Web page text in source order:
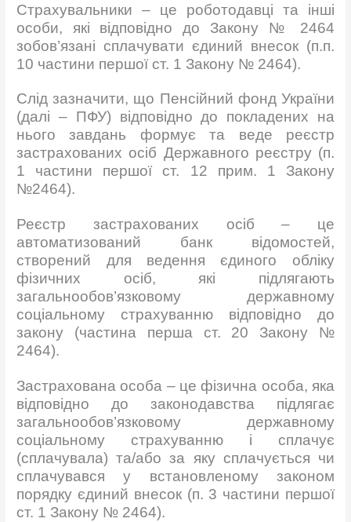
Страхувальники – це роботодавці та інші
особи, які відповідно до Закону № 2464
зобов’язані сплачувати єдиний внесок (п.п.
10 частини першої ст. 1 Закону № 2464).
Слід зазначити, що Пенсійний фонд України
(далі – ПФУ) відповідно до покладених на
нього завдань формує та веде реєстр
застрахованих осіб Державного реєстру (п.
1 частини першої ст. 12 прим. 1 Закону
№2464).
Реєстр застрахованих осіб – це
автоматизований банк відомостей,
створений для ведення єдиного обліку
фізичних осіб, які підлягають
загальнообов’язковому державному
соціальному страхуванню відповідно до
закону (частина перша ст. 20 Закону №
2464).
Застрахована особа – це фізична особа, яка
відповідно до законодавства підлягає
загальнообов’язковому державному
соціальному страхуванню і сплачує
(сплачувала) та/або за яку сплачується чи
сплачувався у встановленому законом
порядку єдиний внесок (п. 3 частини першої
ст. 1 Закону № 2464).